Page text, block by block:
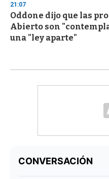
21:07
Oddone dijo que las
Abierto son
una "ley aparte"